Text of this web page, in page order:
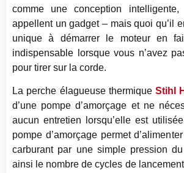
comme une conception
appellent un gadget – mais quoi qu’il
unique à démarrer le moteur en
indispensable lorsque vous n’avez
pour tirer sur la corde.
La perche élagueuse thermique Stihl
d’une pompe d’amorçage et ne
aucun entretien lorsqu’elle est
pompe d’amorçage permet
carburant par une simple pression
ainsi le nombre de cycles de